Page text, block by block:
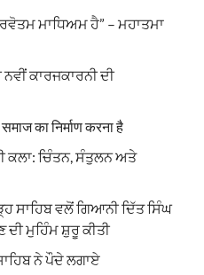
ਮਾਧਿਅਮ ਹੈ” – ਮਹਾਤਮਾ
ਕਾਰਜਕਾਰਨੀ ਦੀ
का निर्माण करना है
ਕਲਾ: ਚਿੰਤਨ, ਸੰਤੁਲਨ ਅਤੇ
ਸਾਹਿਬ ਵਲੋਂ ਗਿਆਨੀ ਦਿੱਤ ਸਿੰਘ
ਦੀ ਮੁਹਿੰਮ ਸ਼ੁਰੂ ਕੀਤੀ
ਨੇ ਪੌਦੇ ਲਗਾਏ